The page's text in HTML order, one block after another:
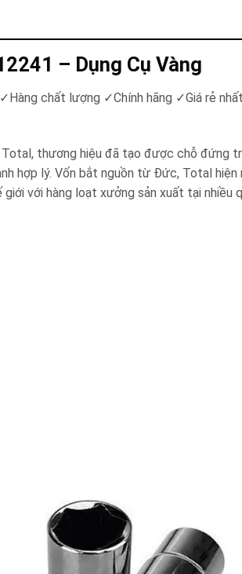
– Dụng Cụ Vàng
✓Hàng chất lượng ✓Chính hãng ✓Giá rẻ nhất
thương hiệu đã tạo được chỗ đứng
hợp lý. Vốn bắt nguồn từ Đức, Total
với hàng loạt xưởng sản xuất tại nhiều